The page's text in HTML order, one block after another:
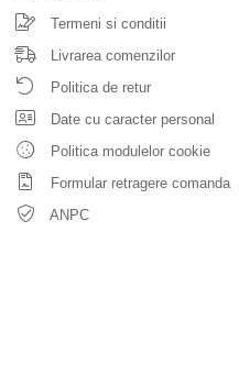
Termeni si conditii
Livrarea comenzilor
Politica de retur
Date cu caracter personal
Politica modulelor cookie
Formular retragere comanda
ANPC